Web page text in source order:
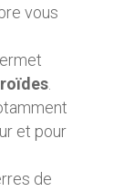
vous
.
et pour
de